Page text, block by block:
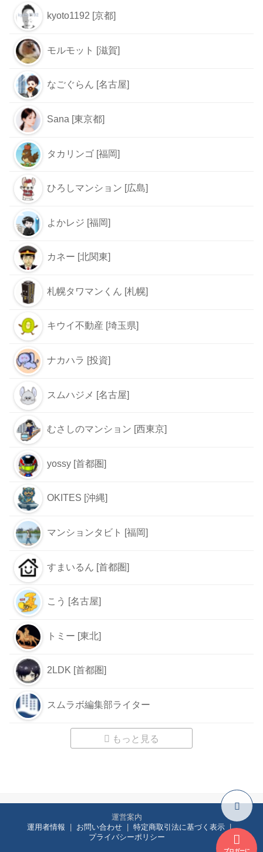
kyoto1192 [京都]
モルモット [滋賀]
なごぐらん [名古屋]
Sana [東京都]
タカリンゴ [福岡]
ひろしマンション [広島]
よかレジ [福岡]
カネー [北関東]
札幌タワマンくん [札幌]
キウイ不動産 [埼玉県]
ナカハラ [投資]
スムハジメ [名古屋]
むさしのマンション [西東京]
yossy [首都圏]
OKITES [沖縄]
マンションタビト [福岡]
すまいるん [首都圏]
こう [名古屋]
トミー [東北]
2LDK [首都圏]
スムラボ編集部ライター
もっと見る
ブロガーに
運営案内
運用者情報
お問い合わせ
特定商取引法に基づく表示
プライバシーポリシー